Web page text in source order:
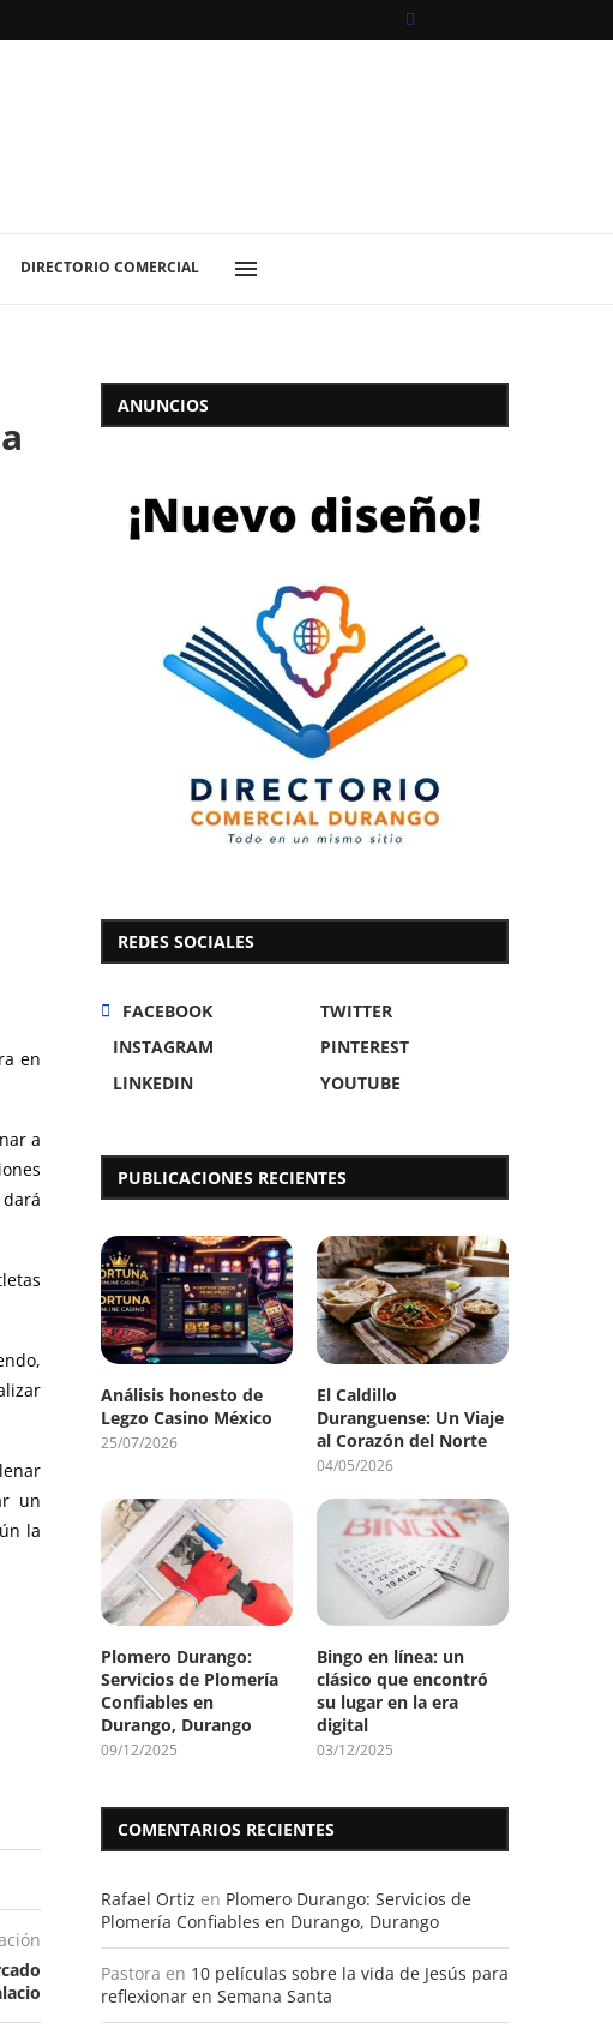
DIRECTORIO COMERCIAL
en
a
un
la
ANUNCIOS
REDES SOCIALES
FACEBOOK
TWITTER
INSTAGRAM
PINTEREST
LINKEDIN
YOUTUBE
PUBLICACIONES RECIENTES
Análisis honesto de
Legzo Casino México
25/07/2026
El Caldillo
Duranguense: Un Viaje
al Corazón del Norte
04/05/2026
Plomero Durango:
Servicios de Plomería
Confiables en
Durango, Durango
09/12/2025
Bingo en línea: un
clásico que encontró
su lugar en la era
digital
03/12/2025
COMENTARIOS RECIENTES
Rafael Ortiz en Plomero Durango: Servicios de
Plomería Confiables en Durango, Durango
Pastora en 10 películas sobre la vida de Jesús para
reflexionar en Semana Santa